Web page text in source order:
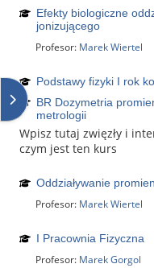
Abrir cajón de bloques
Efekty biologiczne
jonizującego
Profesor: Marek Wiertel
Podstawy fizyki I rok
BR Dozymetria
metrologii
Wpisz tutaj zwięzły i
czym jest ten kurs
Oddziaływanie
Profesor: Marek Wiertel
I Pracownia Fizyczna
Profesor: Marek Gorgol